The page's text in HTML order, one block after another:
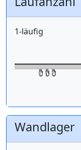
1-läufig
Wandlager